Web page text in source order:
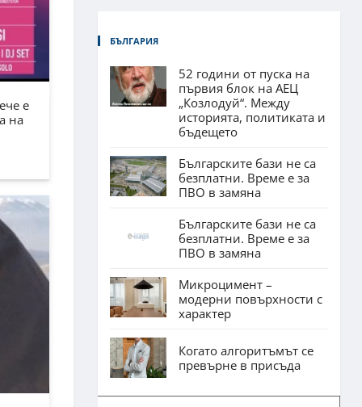
е
на
БЪЛГАРИЯ
52 години от пуска на
първия блок на АЕЦ
„Козлодуй“. Между
историята, политиката и
бъдещето
Българските бази не са
безплатни. Време е за
ПВО в замяна
Българските бази не са
безплатни. Време е за
ПВО в замяна
Микроцимент –
модерни повърхности с
характер
Когато алгоритъмът се
превърне в присъда